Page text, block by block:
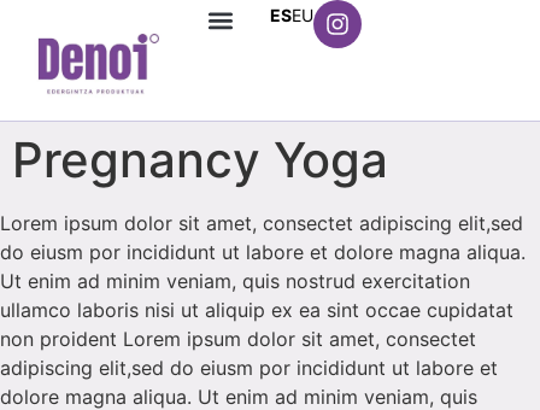
ESEU
Pregnancy Yoga
Lorem ipsum dolor sit amet, consectet adipiscing elit,sed
do eiusm por incididunt ut labore et dolore magna aliqua.
Ut enim ad minim veniam, quis nostrud exercitation
ullamco laboris nisi ut aliquip ex ea sint occae cupidatat
non proident Lorem ipsum dolor sit amet, consectet
adipiscing elit,sed do eiusm por incididunt ut labore et
dolore magna aliqua. Ut enim ad minim veniam, quis